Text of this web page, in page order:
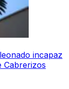
incapaz
Cabrerizos